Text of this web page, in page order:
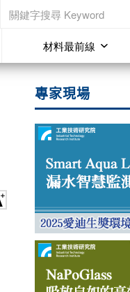
材料最前線
專家現場